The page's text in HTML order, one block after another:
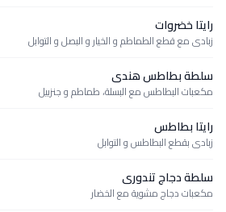
رايتا خضروات
زبادى مع قطع الطماطم و الخيار و البصل و التوابل
سلطة بطاطس هندى
مكعبات البطاطس مع البسلة، طماطم و جنزبيل
رايتا بطاطس
زبادى بقطع البطاطس و التوابل
سلطة دجاج تندورى
مكعبات دجاج مشوية مع الخضار